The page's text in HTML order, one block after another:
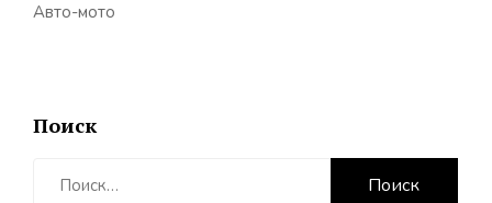
Авто-мото
Поиск